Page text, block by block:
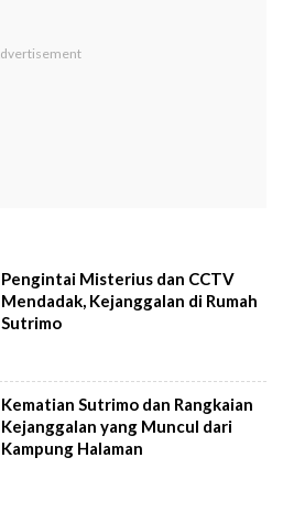
Pengintai Misterius dan CCTV
Mendadak, Kejanggalan di Rumah
Sutrimo
Kematian Sutrimo dan Rangkaian
Kejanggalan yang Muncul dari
Kampung Halaman